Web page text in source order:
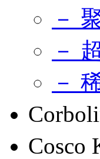
－
－
－
Cosco